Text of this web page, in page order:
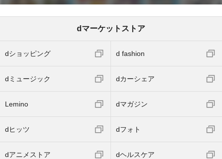
dマーケットストア
dショッピング d fashion
dミュージック dカーシェア
Lemino dマガジン
dヒッツ dフォト
dアニメストア dヘルスケア